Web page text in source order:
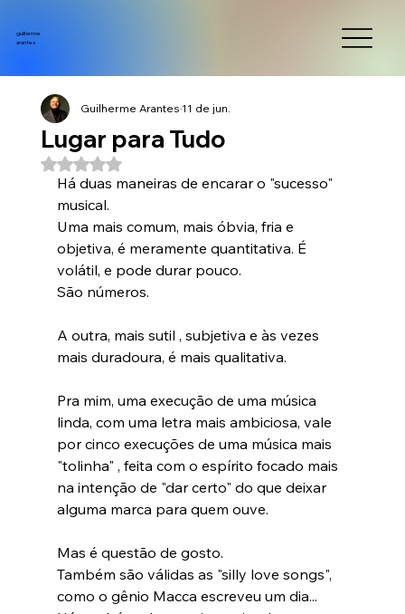
guilherme
arantes
Lugar para Tudo
Guilherme Arantes11 de jun.
Avaliado com NaN de 5 estrelas.
Há duas maneiras de encarar o "sucesso"
musical.
Uma mais comum, mais óbvia, fria e
objetiva, é meramente quantitativa. É
volátil, e pode durar pouco.
São números.
A outra, mais sutil , subjetiva e às vezes
mais duradoura, é mais qualitativa.
Pra mim, uma execução de uma música
linda, com uma letra mais ambiciosa, vale
por cinco execuções de uma música mais
"tolinha" , feita com o espírito focado mais
na intenção de "dar certo" do que deixar
alguma marca para quem ouve.
Mas é questão de gosto.
Também são válidas as "silly love songs",
como o gênio Macca escreveu um dia...